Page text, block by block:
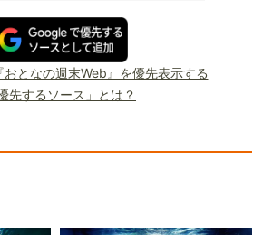
となの週末Web』を優先表示する
優先するソース」とは？